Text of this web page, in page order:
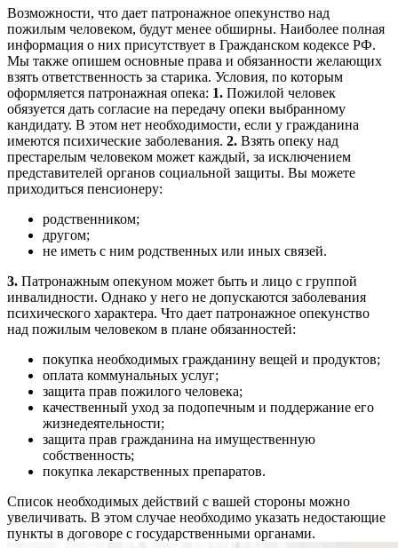
Возможности, что дает патронажное опекунство над
пожилым человеком, будут менее обширны. Наиболее полная
информация о них присутствует в Гражданском кодексе РФ.
Мы также опишем основные права и обязанности желающих
взять ответственность за старика. Условия, по которым
оформляется патронажная опека: 1. Пожилой человек
обязуется дать согласие на передачу опеки выбранному
кандидату. В этом нет необходимости, если у гражданина
имеются психические заболевания. 2. Взять опеку над
престарелым человеком может каждый, за исключением
представителей органов социальной защиты. Вы можете
приходиться пенсионеру:
родственником;
другом;
не иметь с ним родственных или иных связей.
3. Патронажным опекуном может быть и лицо с группой
инвалидности. Однако у него не допускаются заболевания
психического характера. Что дает патронажное опекунство
над пожилым человеком в плане обязанностей:
покупка необходимых гражданину вещей и продуктов;
оплата коммунальных услуг;
защита прав пожилого человека;
качественный уход за подопечным и поддержание его
жизнедеятельности;
защита прав гражданина на имущественную
собственность;
покупка лекарственных препаратов.
Список необходимых действий с вашей стороны можно
увеличивать. В этом случае необходимо указать недостающие
пункты в договоре с государственными органами.